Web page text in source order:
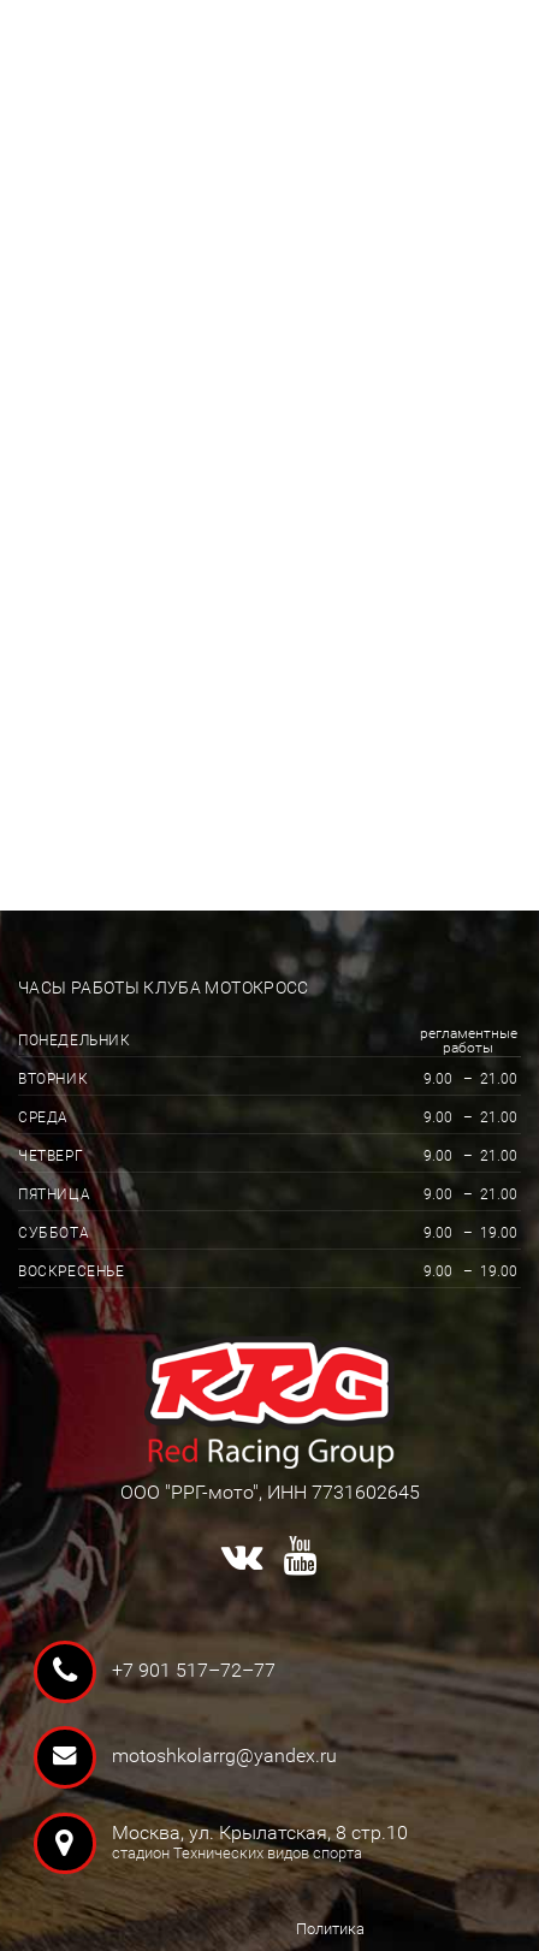
ЧАСЫ РАБОТЫ КЛУБА МОТОКРОСС
ПОНЕДЕЛЬНИК
регламентные
работы
ВТОРНИК
9.00 – 21.00
СРЕДА 9.00 – 21.00
ЧЕТВЕРГ 9.00 – 21.00
ПЯТНИЦА 9.00 – 21.00
СУББОТА 9.00 – 19.00
ВОСКРЕСЕНЬЕ 9.00 – 19.00
ООО "РРГ-мото", ИНН 7731602645
+7 901 517–72–77
motoshkolarrg@yandex.ru
Москва, ул. Крылатская, 8 стр.10
стадион Технических видов спорта
Политика